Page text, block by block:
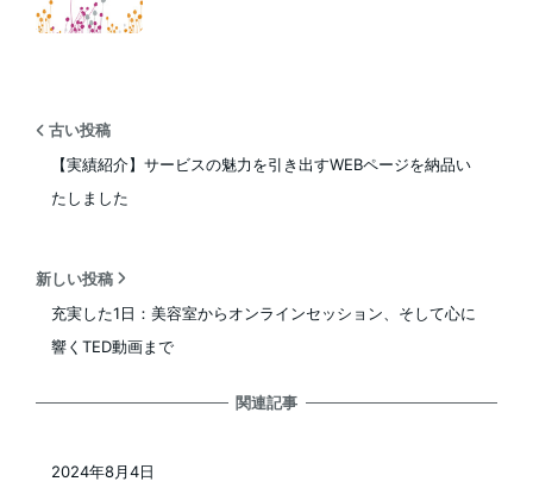
古い投稿
【実績紹介】サービスの魅力を引き出すWEBページを納品い
たしました
新しい投稿
充実した1日：美容室からオンラインセッション、そして心に
響くTED動画まで
関連記事
2024年8月4日